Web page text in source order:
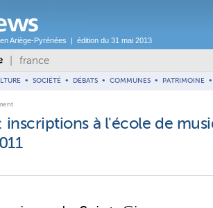
Ariège-Pyrénées | édition du 31 mai 2013
france
• SOCIÉTÉ • DÉBATS • COMMUNES • PATRIMOINE •
inscriptions à l'école de